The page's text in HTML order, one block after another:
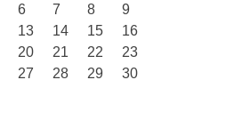
6 7 8
9
13 14 15
16
20 21 22
23
27 28 29
30